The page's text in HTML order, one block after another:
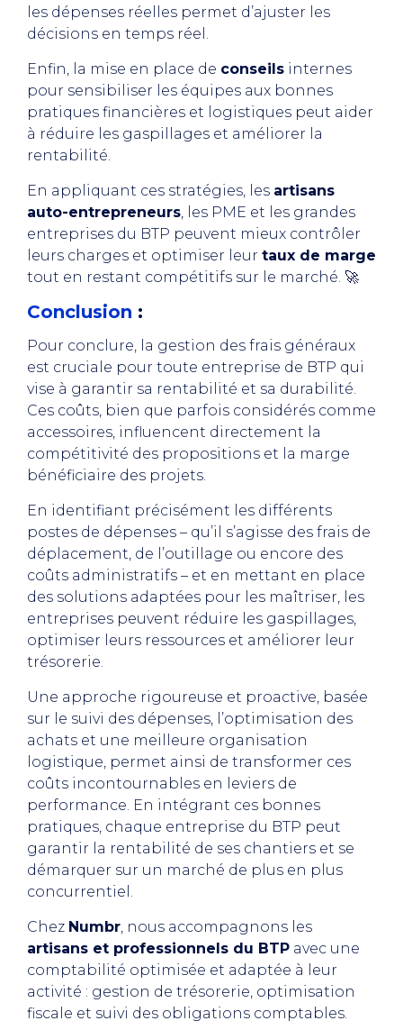
les dépenses réelles permet d’ajuster les
décisions en temps réel.
Enfin, la mise en place de conseils internes
pour sensibiliser les équipes aux bonnes
pratiques financières et logistiques peut aider
à réduire les gaspillages et améliorer la
rentabilité.
En appliquant ces stratégies, les artisans
auto-entrepreneurs, les PME et les grandes
entreprises du BTP peuvent mieux contrôler
leurs charges et optimiser leur taux de marge
tout en restant compétitifs sur le marché. 🚀
Conclusion :
Pour conclure, la gestion des frais généraux
est cruciale pour toute entreprise de BTP qui
vise à garantir sa rentabilité et sa durabilité.
Ces coûts, bien que parfois considérés comme
accessoires, influencent directement la
compétitivité des propositions et la marge
bénéficiaire des projets.
En identifiant précisément les différents
postes de dépenses – qu’il s’agisse des frais de
déplacement, de l’outillage ou encore des
coûts administratifs – et en mettant en place
des solutions adaptées pour les maîtriser, les
entreprises peuvent réduire les gaspillages,
optimiser leurs ressources et améliorer leur
trésorerie.
Une approche rigoureuse et proactive, basée
sur le suivi des dépenses, l’optimisation des
achats et une meilleure organisation
logistique, permet ainsi de transformer ces
coûts incontournables en leviers de
performance. En intégrant ces bonnes
pratiques, chaque entreprise du BTP peut
garantir la rentabilité de ses chantiers et se
démarquer sur un marché de plus en plus
concurrentiel.
Chez Numbr, nous accompagnons les
artisans et professionnels du BTP avec une
comptabilité optimisée et adaptée à leur
activité : gestion de trésorerie, optimisation
fiscale et suivi des obligations comptables.